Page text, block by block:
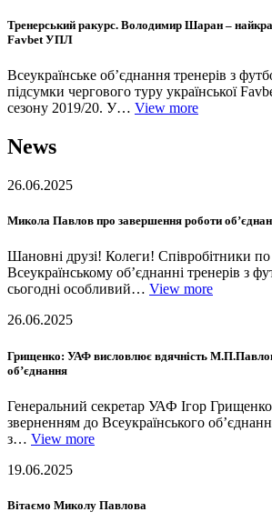
Тренерський ракурс. Володимир Шаран –
Favbet УПЛ
Всеукраїнське об’єднання тренерів з
підсумки чергового туру української
сезону 2019/20. У… View more
News
26.06.2025
Микола Павлов про завершення роботи
Шановні друзі! Колеги! Співробітники
Всеукраїнському об’єднанні тренерів з
сьогодні особливий… View more
26.06.2025
Грищенко: УАФ висловлює вдячність
об’єднання
Генеральний секретар УАФ Ігор Грищенко
зверненням до Всеукраїнського
з… View more
19.06.2025
Вітаємо Миколу Павлова